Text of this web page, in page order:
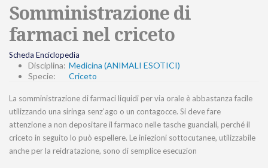
Somministrazione di
farmaci nel criceto
Scheda Enciclopedia
Disciplina: Medicina (ANIMALI ESOTICI)
Specie:
Criceto
La somministrazione di farmaci liquidi per via orale è abbastanza facile
utilizzando una siringa senz’ago o un contagocce. Si deve fare
attenzione a non depositare il farmaco nelle tasche guanciali, perché il
criceto in seguito lo può espellere. Le iniezioni sottocutanee, utilizzabile
anche per la reidratazione, sono di semplice esecuzion